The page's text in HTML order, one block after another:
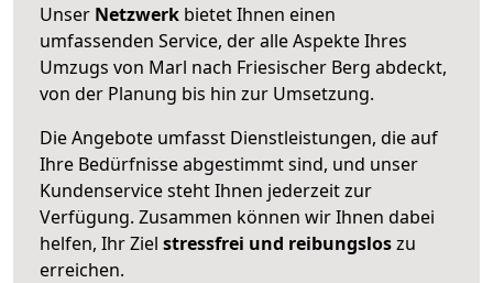
Unser Netzwerk bietet Ihnen einen
umfassenden Service, der alle Aspekte Ihres
Umzugs von Marl nach Friesischer Berg abdeckt,
von der Planung bis hin zur Umsetzung.
Die Angebote umfasst Dienstleistungen, die auf
Ihre Bedürfnisse abgestimmt sind, und unser
Kundenservice steht Ihnen jederzeit zur
Verfügung. Zusammen können wir Ihnen dabei
helfen, Ihr Ziel stressfrei und reibungsloszu
erreichen.